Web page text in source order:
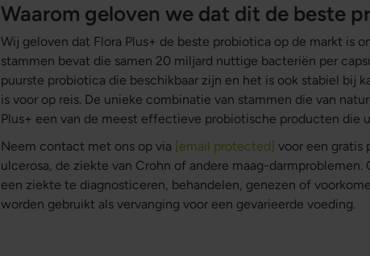
Waarom geloven we dat dit de beste
Wij geloven dat Flora Plus+ de beste probiotica op de markt is
stammen bevat die samen 20 miljard nuttige bacteriën per
puurste probiotica die beschikbaar zijn en het is ook stabiel bij
is voor op reis. De unieke combinatie van stammen die van
Plus+ een van de meest effectieve probiotische producten die
Neem contact met ons op via [email protected] voor een gratis
ulcerosa, de ziekte van Crohn of andere maag-
een ziekte te diagnosticeren, behandelen, genezen of
worden gebruikt als vervanging voor een gevarieerde voeding.